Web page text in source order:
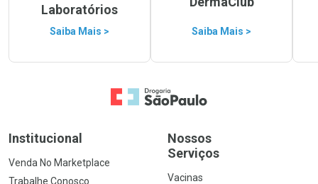
Laboratórios
Saiba Mais > Saiba Mais >
Ir para a Home
Institucional
Venda No Marketplace
Trabalhe Conosco
Nossos
Serviços
Vacinas